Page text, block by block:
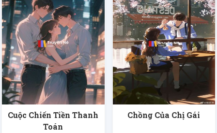
Cuộc Chiến Tiền Thanh
Toán
Chồng Của Chị Gái